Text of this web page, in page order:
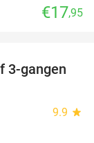
€17,95
43%
3-gangen
9.9 star